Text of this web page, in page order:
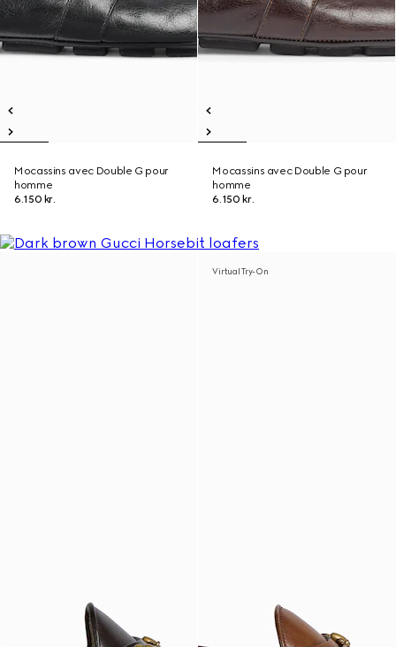
Mocassins avec Double G pour
homme
6.150 kr.
Mocassins avec Double G pour
homme
6.150 kr.
Virtual Try-On